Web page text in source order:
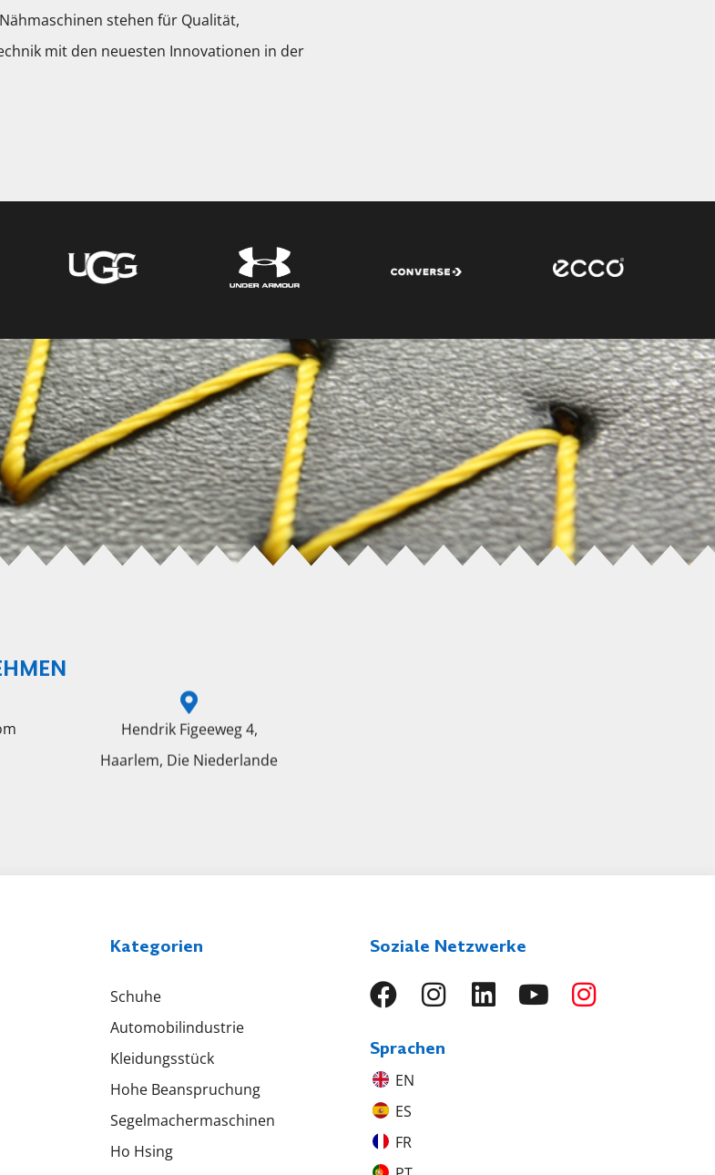
stehen für Qualität,
mit den neuesten Innovationen in der
Hendrik Figeeweg 4,
Haarlem, Die Niederlande
Kategorien
Schuhe
Automobilindustrie
Kleidungsstück
Hohe Beanspruchung
Segelmachermaschinen
Ho Hsing
Soziale Netzwerke
Sprachen
EN
ES
FR